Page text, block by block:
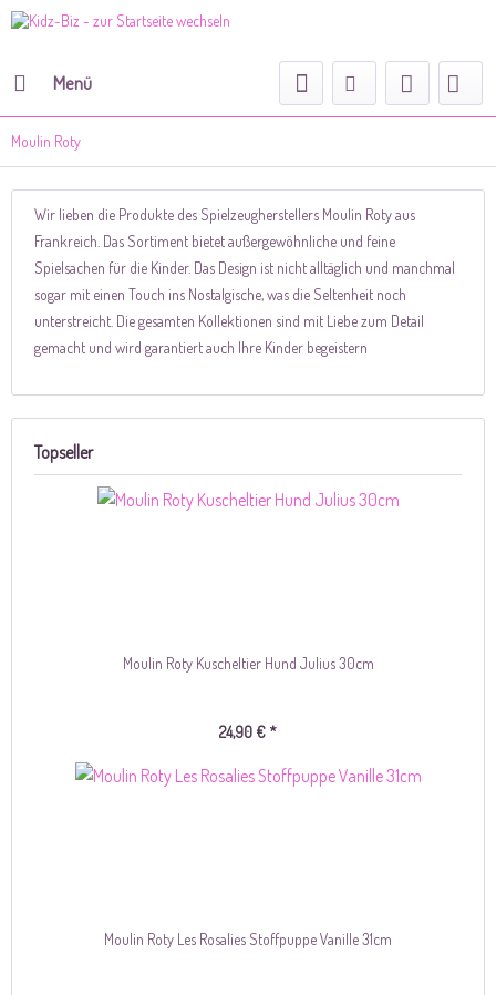
Menü
Moulin Roty
Wir lieben die Produkte des Spielzeugherstellers Moulin Roty aus
Frankreich. Das Sortiment bietet außergewöhnliche und feine
Spielsachen für die Kinder. Das Design ist nicht alltäglich und manchmal
sogar mit einen Touch ins Nostalgische, was die Seltenheit noch
unterstreicht. Die gesamten Kollektionen sind mit Liebe zum Detail
gemacht und wird garantiert auch Ihre Kinder begeistern
Topseller
Moulin Roty Kuscheltier Hund Julius 30cm
24,90 € *
Moulin Roty Les Rosalies Stoffpuppe Vanille 31cm